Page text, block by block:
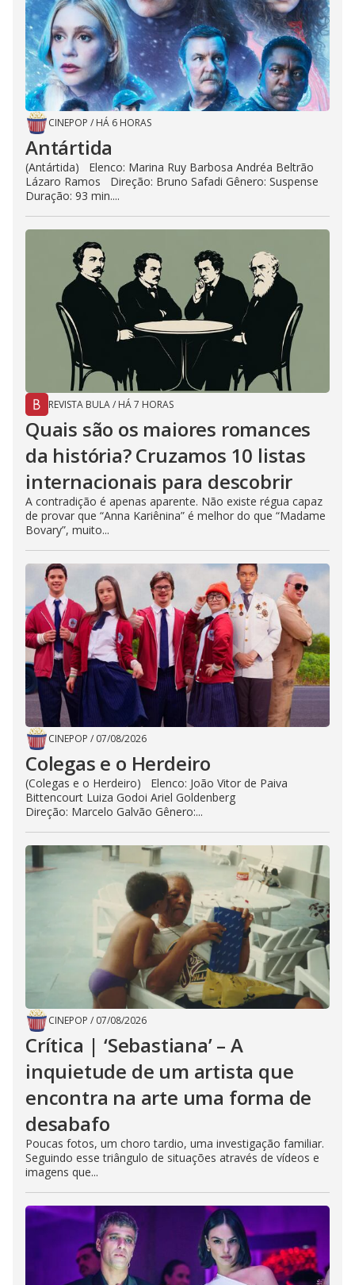
CINEPOP / HÁ 6 HORAS
Antártida
(Antártida) Elenco: Marina Ruy Barbosa Andréa Beltrão
Lázaro Ramos Direção: Bruno Safadi Gênero: Suspense
Duração: 93 min....
REVISTA BULA/ HÁ 7 HORAS
Quais são os maiores romances
da história? Cruzamos 10 listas
internacionais para descobrir
A contradição é apenas aparente. Não existe régua capaz
de provar que “Anna Kariênina” é melhor do que “Madame
Bovary”, muito...
CINEPOP / 07/08/2026
Colegas e o Herdeiro
(Colegas e o Herdeiro) Elenco: João Vitor de Paiva
Bittencourt Luiza Godoi Ariel Goldenberg
Direção: Marcelo Galvão Gênero:...
CINEPOP / 07/08/2026
Crítica | ‘Sebastiana’ – A
inquietude de um artista que
encontra na arte uma forma de
desabafo
Poucas fotos, um choro tardio, uma investigação familiar.
Seguindo esse triângulo de situações através de vídeos e
imagens que...